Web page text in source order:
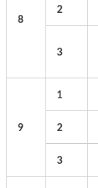
8
2
3
9
1
2
3